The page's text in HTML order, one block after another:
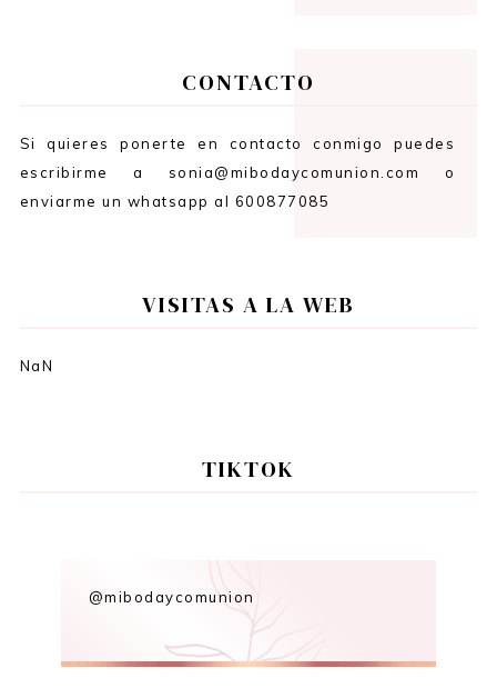
CONTACTO
Si quieres ponerte en contacto conmigo puedes
escribirme a sonia@mibodaycomunion.com o
enviarme un whatsapp al 600877085
VISITAS A LA WEB
NaN
TIKTOK
@mibodaycomunion